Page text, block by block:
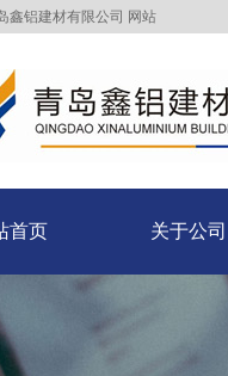
鑫铝建材有限公司 网站
首页
首页
关于公司
关于公司